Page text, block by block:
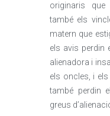
originaris
també els
matern que
els avis perdin
alienadora i
els oncles, i
també perdin
greus